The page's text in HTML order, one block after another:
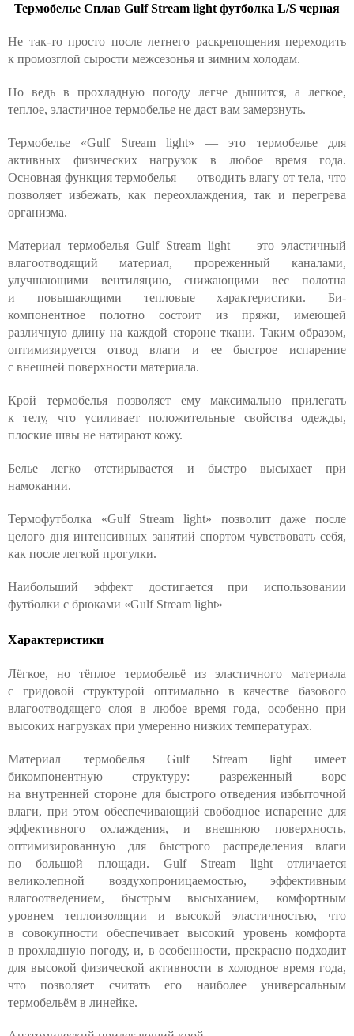
Термобелье Сплав Gulf Stream light футболка L/S черная
Не так-то просто после летнего раскрепощения переходить
к промозглой сырости межсезонья и зимним холодам.
Но ведь в прохладную погоду легче дышится, а легкое,
теплое, эластичное термобелье не даст вам замерзнуть.
Термобелье «Gulf Stream light» — это термобелье для
активных физических нагрузок в любое время года.
Основная функция термобелья — отводить влагу от тела, что
позволяет избежать, как переохлаждения, так и перегрева
организма.
Материал термобелья Gulf Stream light — это эластичный
влагоотводящий материал, прореженный каналами,
улучшающими вентиляцию, снижающими вес полотна
и повышающими тепловые характеристики. Би-
компонентное полотно состоит из пряжи, имеющей
различную длину на каждой стороне ткани. Таким образом,
оптимизируется отвод влаги и ее быстрое испарение
с внешней поверхности материала.
Крой термобелья позволяет ему максимально прилегать
к телу, что усиливает положительные свойства одежды,
плоские швы не натирают кожу.
Белье легко отстирывается и быстро высыхает при
намокании.
Термофутболка «Gulf Stream light» позволит даже после
целого дня интенсивных занятий спортом чувствовать себя,
как после легкой прогулки.
Наибольший эффект достигается при использовании
футболки с брюками «Gulf Stream light»
Характеристики
Лёгкое, но тёплое термобельё из эластичного материала
с гридовой структурой оптимально в качестве базового
влагоотводящего слоя в любое время года, особенно при
высоких нагрузках при умеренно низких температурах.
Материал термобелья Gulf Stream light имеет
бикомпонентную структуру: разреженный ворс
на внутренней стороне для быстрого отведения избыточной
влаги, при этом обеспечивающий свободное испарение для
эффективного охлаждения, и внешнюю поверхность,
оптимизированную для быстрого распределения влаги
по большой площади. Gulf Stream light отличается
великолепной воздухопроницаемостью, эффективным
влагоотведением, быстрым высыханием, комфортным
уровнем теплоизоляции и высокой эластичностью, что
в совокупности обеспечивает высокий уровень комфорта
в прохладную погоду, и, в особенности, прекрасно подходит
для высокой физической активности в холодное время года,
что позволяет считать его наиболее универсальным
термобельём в линейке.